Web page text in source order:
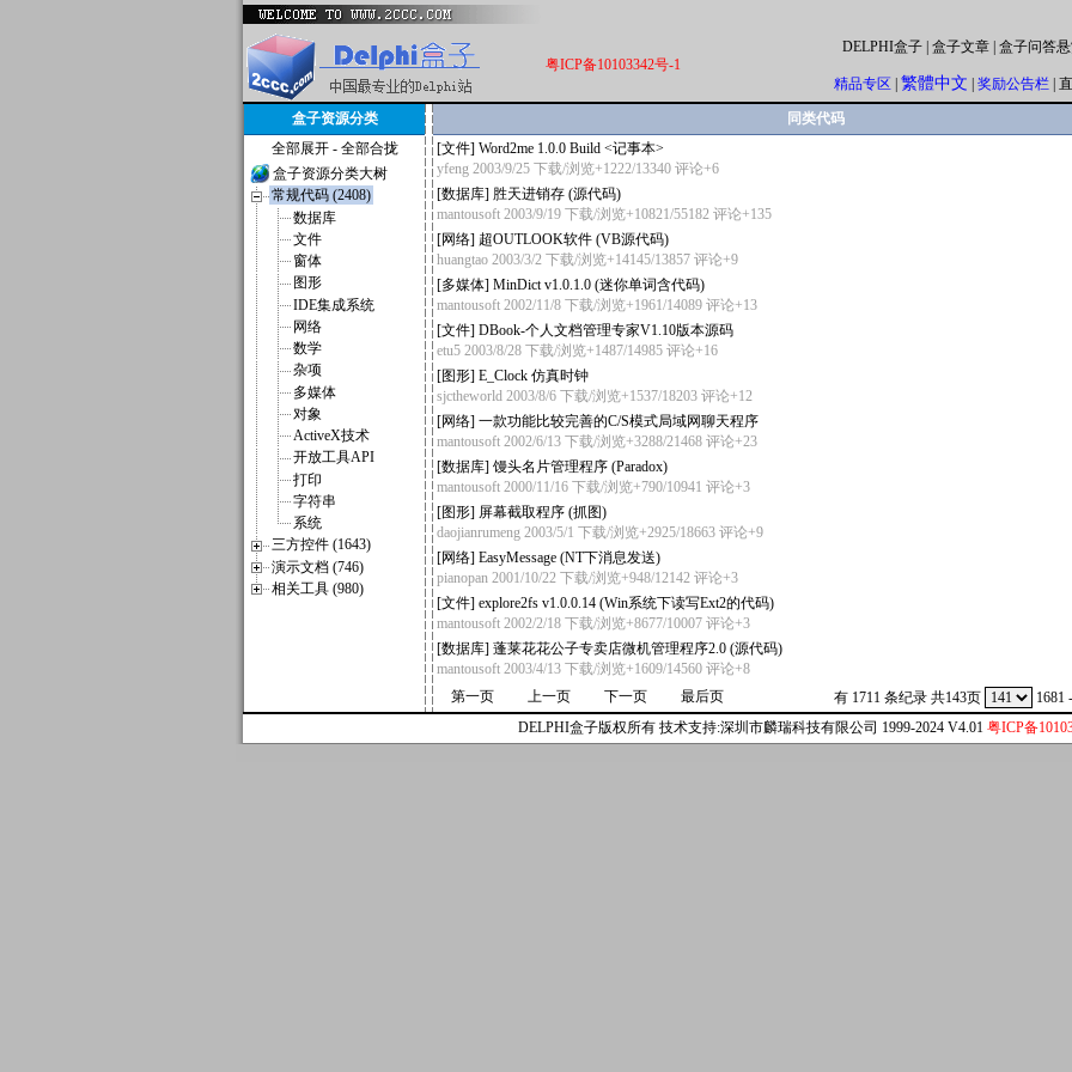
粤ICP备10103342号-1
DELPHI盒子 盒子文章 盒子问答
精品专区 繁體中文 奖励公告栏
盒子资源分类
全部展开- 全部合拢
盒子资源分类大树
常规代码 (2408)
数据库
文件
窗体
图形
IDE集成系统
网络
数学
杂项
多媒体
对象
ActiveX技术
开放工具API
打印
字符串
系统
三方控件 (1643)
演示文档 (746)
相关工具 (980)
同类代码
[文件] Word2me 1.0.0 Build <记事本>
yfeng 2003/9/25 下载/浏览+1222/13340 评论+6
[数据库] 胜天进销存 (源代码)
mantousoft 2003/9/19 下载/浏览+10821/55182 评论+135
[网络] 超OUTLOOK软件 (VB源代码)
huangtao 2003/3/2 下载/浏览+14145/13857 评论+9
[多媒体] MinDict v1.0.1.0 (迷你单词含代码)
mantousoft 2002/11/8 下载/浏览+1961/14089 评论+13
[文件] DBook-个人文档管理专家V1.10版本源码
etu5 2003/8/28 下载/浏览+1487/14985 评论+16
[图形] E_Clock 仿真时钟
sjctheworld 2003/8/6 下载/浏览+1537/18203 评论+12
[网络] 一款功能比较完善的C/S模式局域网聊天程序
mantousoft 2002/6/13 下载/浏览+3288/21468 评论+23
[数据库] 馒头名片管理程序 (Paradox)
mantousoft 2000/11/16 下载/浏览+790/10941 评论+3
[图形] 屏幕截取程序 (抓图)
daojianrumeng 2003/5/1 下载/浏览+2925/18663 评论+9
[网络] EasyMessage (NT下消息发送)
pianopan 2001/10/22 下载/浏览+948/12142 评论+3
[文件] explore2fs v1.0.0.14 (Win系统下读写Ext2的代码)
mantousoft 2002/2/18 下载/浏览+8677/10007 评论+3
[数据库] 蓬莱花花公子专卖店微机管理程序2.0 (源代码)
mantousoft 2003/4/13 下载/浏览+1609/14560 评论+8
第一页
上一页 下一页 最后页 有 1711 条纪录 共143页 1681
DELPHI盒子版权所有 技术支持:深圳市麟瑞科技有限公司 1999-2024 V4.01 粤ICP备